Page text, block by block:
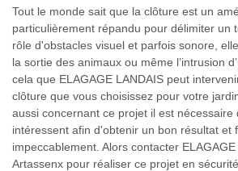
Tout le monde sait que la clôture est un
particulièrement répandu pour délimiter un
rôle d'obstacles visuel et parfois sonore,
la sortie des animaux ou même l’intrusion
cela que ELAGAGE LANDAIS peut
clôture que vous choisissez pour votre
aussi concernant ce projet il est
intéressent afin d'obtenir un bon résultat et
impeccablement. Alors contacter
Artassenx pour réaliser ce projet en